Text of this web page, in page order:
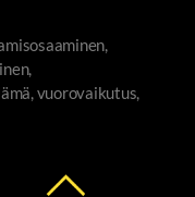
,
vuorovaikutus